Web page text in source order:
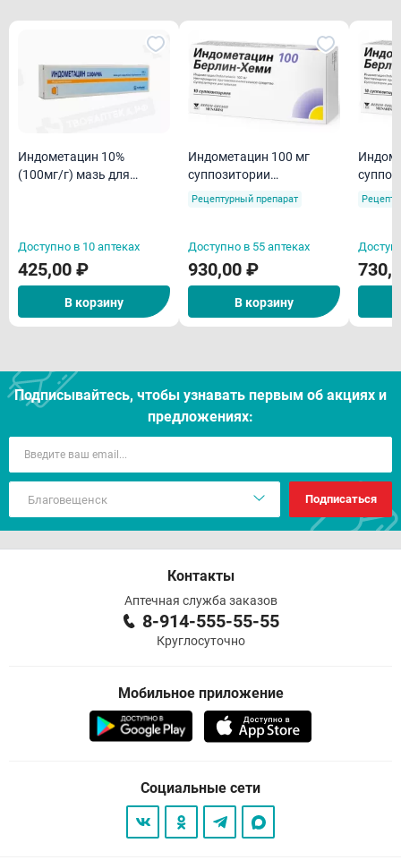
Индометацин 10%
(100мг/г) мазь для
Доступно в 10 аптеках
425,00 ₽
В корзину
Индометацин 100 мг
суппозитории
ректальные N10 /
Рецептурный препарат
Доступно в 55 аптеках
930,00 ₽
В корзину
Подписывайтесь, чтобы узнавать первым об акцияx и
предложениях:
Подписаться
Контакты
Аптечная служба заказов
8-914-555-55-55
Круглосуточно
Мобильное приложение
Социальные сети